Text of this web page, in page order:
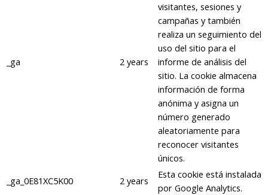
_ga 2 years
visitantes, sesiones y
campañas y también
realiza un seguimiento del
uso del sitio para el
informe de análisis del
sitio. La cookie almacena
información de forma
anónima y asigna un
número generado
aleatoriamente para
reconocer visitantes
únicos.
_ga_0E81XC5K00
2 years
Esta cookie está instalada
por Google Analytics.